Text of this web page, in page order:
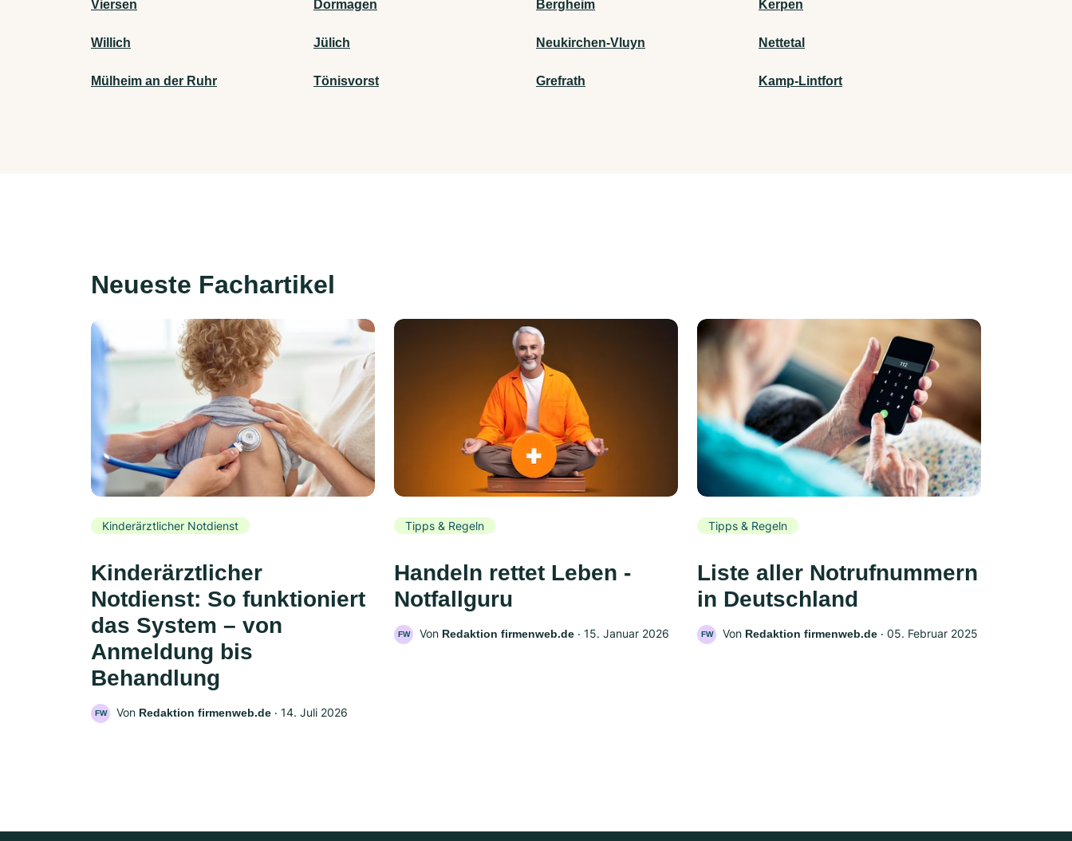
Viersen Dormagen Bergheim Kerpen
Willich Jülich Neukirchen-Vluyn Nettetal
Mülheim an der Ruhr Tönisvorst Grefrath Kamp-Lintfort
Neueste Fachartikel
Kinderärztlicher Notdienst
Kinderärztlicher
Notdienst: So funktioniert
das System – von
Anmeldung bis
Behandlung
FW Von Redaktion firmenweb.de ‧ 14. Juli 2026
Tipps & Regeln
Handeln rettet Leben -
Notfallguru
FW Von Redaktion firmenweb.de ‧ 15. Januar 2026
Tipps & Regeln
Liste aller Notrufnummern
in Deutschland
FW Von Redaktion firmenweb.de ‧ 05. Februar 2025